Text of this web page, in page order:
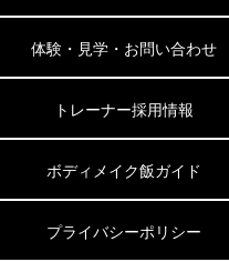
体験・見学・お問い合わせ
トレーナー採用情報
ボディメイク飯ガイド
プライバシーポリシー